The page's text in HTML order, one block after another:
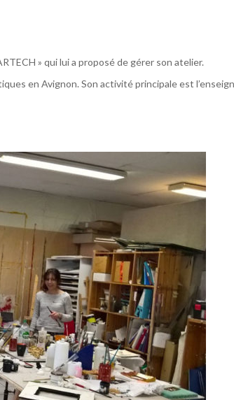
» qui lui a proposé de gérer son atelier.
en Avignon. Son activité principale est